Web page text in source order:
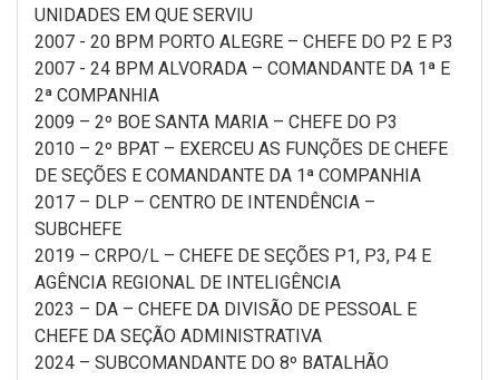
UNIDADES EM QUE SERVIU
2007 - 20 BPM PORTO ALEGRE – CHEFE DO P2 E P3
2007 - 24 BPM ALVORADA – COMANDANTE DA 1ª E
2ª COMPANHIA
2009 – 2º BOE SANTA MARIA – CHEFE DO P3
2010 – 2º BPAT – EXERCEU AS FUNÇÕES DE CHEFE
DE SEÇÕES E COMANDANTE DA 1ª COMPANHIA
2017 – DLP – CENTRO DE INTENDÊNCIA –
SUBCHEFE
2019 – CRPO/L – CHEFE DE SEÇÕES P1, P3, P4 E
AGÊNCIA REGIONAL DE INTELIGÊNCIA
2023 – DA – CHEFE DA DIVISÃO DE PESSOAL E
CHEFE DA SEÇÃO ADMINISTRATIVA
2024 – SUBCOMANDANTE DO 8º BATALHÃO